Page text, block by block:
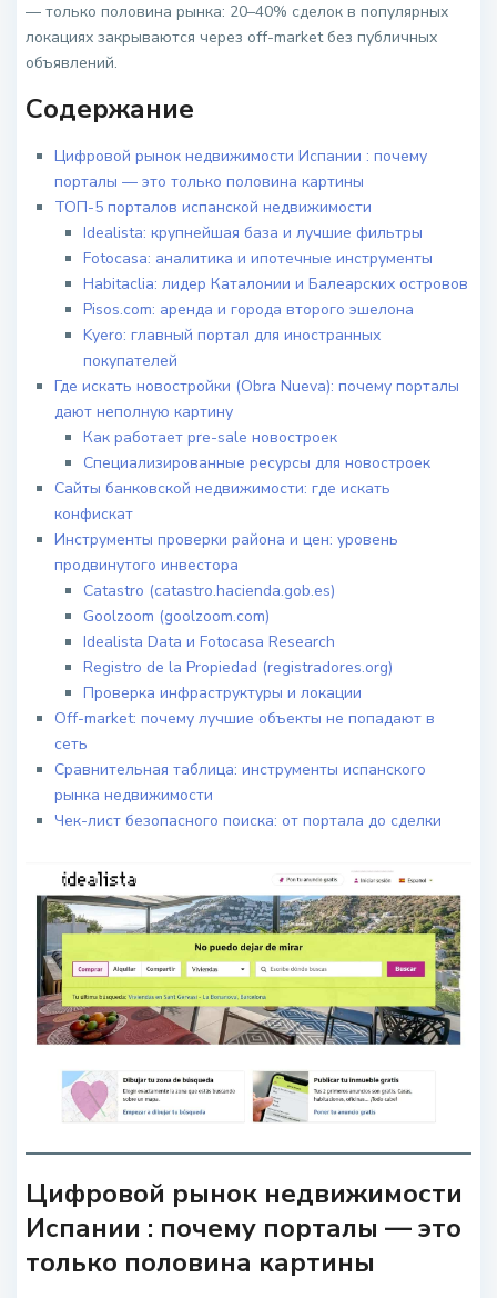
— только половина рынка: 20–40% сделок в популярных
локациях закрываются через off-market без публичных
объявлений.
Содержание
Цифровой рынок недвижимости Испании : почему
порталы — это только половина картины
ТОП-5 порталов испанской недвижимости
Idealista: крупнейшая база и лучшие фильтры
Fotocasa: аналитика и ипотечные инструменты
Habitaclia: лидер Каталонии и Балеарских островов
Pisos.com: аренда и города второго эшелона
Kyero: главный портал для иностранных
покупателей
Где искать новостройки (Obra Nueva): почему порталы
дают неполную картину
Как работает pre-sale новостроек
Специализированные ресурсы для новостроек
Сайты банковской недвижимости: где искать
конфискат
Инструменты проверки района и цен: уровень
продвинутого инвестора
Catastro (catastro.hacienda.gob.es)
Goolzoom (goolzoom.com)
Idealista Data и Fotocasa Research
Registro de la Propiedad (registradores.org)
Проверка инфраструктуры и локации
Off-market: почему лучшие объекты не попадают в
сеть
Сравнительная таблица: инструменты испанского
рынка недвижимости
Чек-лист безопасного поиска: от портала до сделки
Цифровой рынок недвижимости
Испании : почему порталы — это
только половина картины